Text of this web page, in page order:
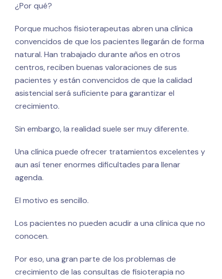
¿Por qué?
Porque muchos fisioterapeutas abren una clínica
convencidos de que los pacientes llegarán de forma
natural. Han trabajado durante años en otros
centros, reciben buenas valoraciones de sus
pacientes y están convencidos de que la calidad
asistencial será suficiente para garantizar el
crecimiento.
Sin embargo, la realidad suele ser muy diferente.
Una clínica puede ofrecer tratamientos excelentes y
aun así tener enormes dificultades para llenar
agenda.
El motivo es sencillo.
Los pacientes no pueden acudir a una clínica que no
conocen.
Por eso, una gran parte de los problemas de
crecimiento de las consultas de fisioterapia no